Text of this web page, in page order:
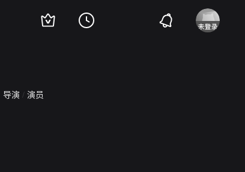
导演 / 演员